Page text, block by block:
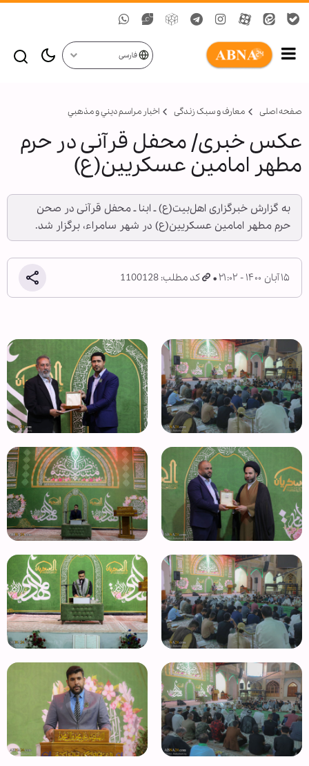
فارسی
صفحه اصلی معارف و سبک زندگی اخبار مراسم ديني و مذهبي
عکس خبری/ محفل قرآنی در حرم
مطهر امامین عسکریین(ع)
به گزارش خبرگزاری اهل‌بیت(ع) ـ ابنا ـ محفل قرآنی در صحن
حرم مطهر امامین عسکریین(ع) در شهر سامراء، برگزار شد.
۱۵ آبان ۱۴۰۰ - ۲۱:۰۲ کد مطلب: 1100128